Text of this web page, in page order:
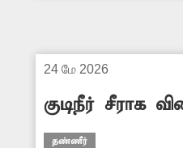
24 மே 2026
குடிநீர் சீராக
தண்ணீர்